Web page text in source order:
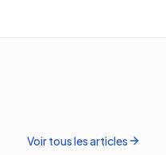
Voir tous les articles